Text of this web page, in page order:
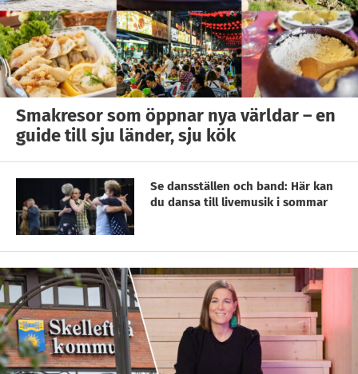
Smakresor som öppnar nya världar – en
guide till sju länder, sju kök
Se dansställen och band: Här kan
du dansa till livemusik i sommar